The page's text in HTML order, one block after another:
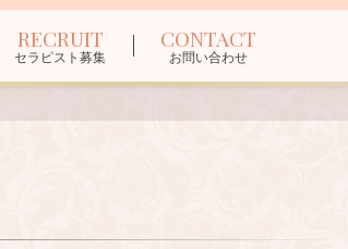
RECRUIT
セラピスト募集
CONTACT
お問い合わせ